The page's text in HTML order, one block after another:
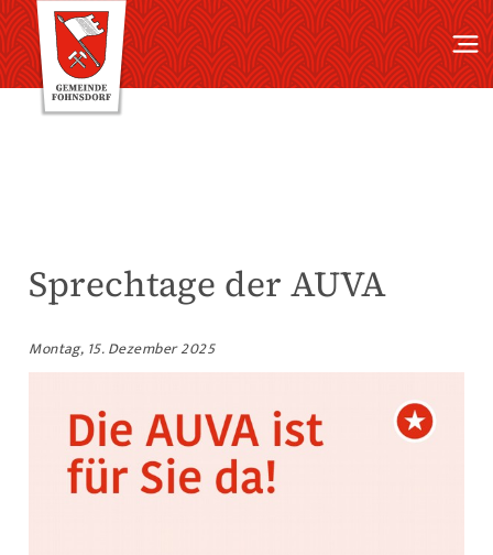
Sprechtage der AUVA
Montag, 15. Dezember 2025